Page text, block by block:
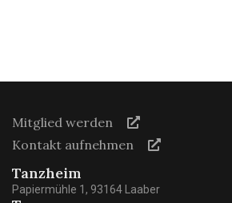
Mitglied werden
Kontakt aufnehmen
Tanzheim
Papiermühle 1, 93164 Laaber